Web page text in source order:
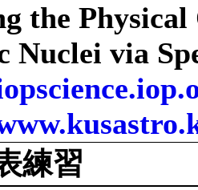
the
Nuclei via
練習